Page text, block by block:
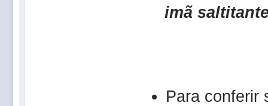
imã
Para conferir